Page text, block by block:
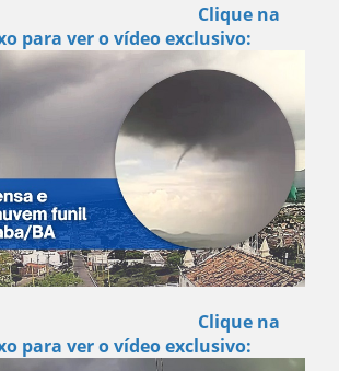
Clique na
para ver o vídeo exclusivo:
Clique na
para ver o vídeo exclusivo: